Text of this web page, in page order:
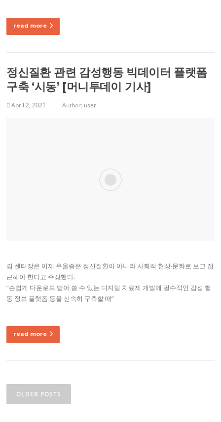
read more
정신질환 관련 감성행동 빅데이터 플랫폼
구축 ‘시동’ [머니투데이 기사]
April 2, 2021 Author: user
김 센터장은 이제 우울증은 정신질환이 아니라 사회적 현상·문화로 보고 접
근해야 한다고 주장했다.
“손쉽게 다운로드 받아 쓸 수 있는 디지털 치료제 개발에 필수적인 감성 행
동 정보 플랫폼 등을 신속히 구축할 때”
read more
s
OLDER POSTS